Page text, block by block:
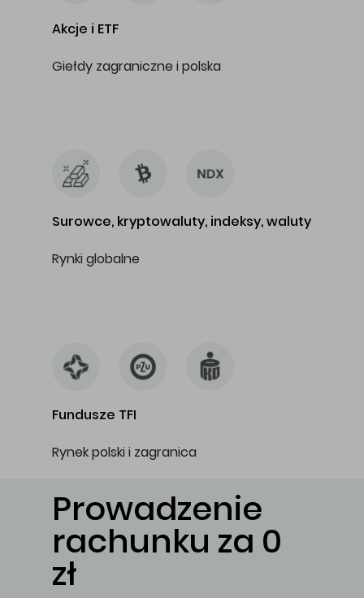
Akcje i ETF
Giełdy zagraniczne i polska
Surowce, kryptowaluty, indeksy, waluty
Rynki globalne
Fundusze TFI
Rynek polski i zagranica
Prowadzenie
rachunku za 0
zł